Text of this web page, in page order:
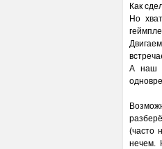
Как
Но
А наш
(часто
нечем.